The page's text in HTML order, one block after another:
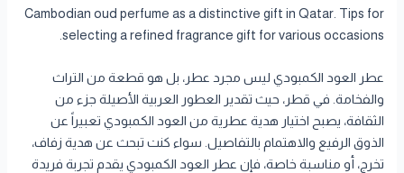
Cambodian oud perfume as a distinctive gift in Qatar. Tips for
selecting a refined fragrance gift for various occasions.
عطر العود الكمبودي ليس مجرد عطر، بل هو قطعة من التراث
والفخامة. في قطر، حيث تقدير العطور العربية الأصيلة جزء من
الثقافة، يصبح اختيار هدية عطرية من العود الكمبودي تعبيراً عن
الذوق الرفيع والاهتمام بالتفاصيل. سواء كنت تبحث عن هدية زفاف،
تخرج، أو مناسبة خاصة، فإن عطر العود الكمبودي يقدم تجربة فريدة